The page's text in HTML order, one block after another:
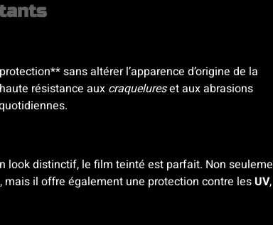
sans altérer l’apparence d’origine de la
résistance aux craquelureset aux abrasions
look distinctif, le film teinté est parfait. Non
il offre également une protection contre lesUV,